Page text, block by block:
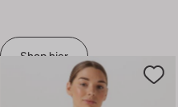
Shop hier